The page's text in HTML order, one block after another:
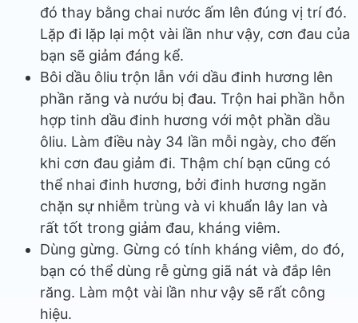
đó thay bằng chai nước ấm lên đúng vị trí đó.
Lặp đi lặp lại một vài lần như vậy, cơn đau của
bạn sẽ giảm đáng kể.
Bôi dầu ôliu trộn lẫn với dầu đinh hương lên
phần răng và nướu bị đau. Trộn hai phần hỗn
hợp tinh dầu đinh hương với một phần dầu
ôliu. Làm điều này 34 lần mỗi ngày, cho đến
khi cơn đau giảm đi. Thậm chí bạn cũng có
thể nhai đinh hương, bởi đinh hương ngăn
chặn sự nhiễm trùng và vi khuẩn lây lan và
rất tốt trong giảm đau, kháng viêm.
Dùng gừng. Gừng có tính kháng viêm, do đó,
bạn có thể dùng rễ gừng giã nát và đắp lên
răng. Làm một vài lần như vậy sẽ rất công
hiệu.